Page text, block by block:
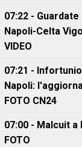
07:22 -
Napoli-Celta
VIDEO
07:21 -
Napoli:
FOTO CN24
07:00 - Malcuit
FOTO